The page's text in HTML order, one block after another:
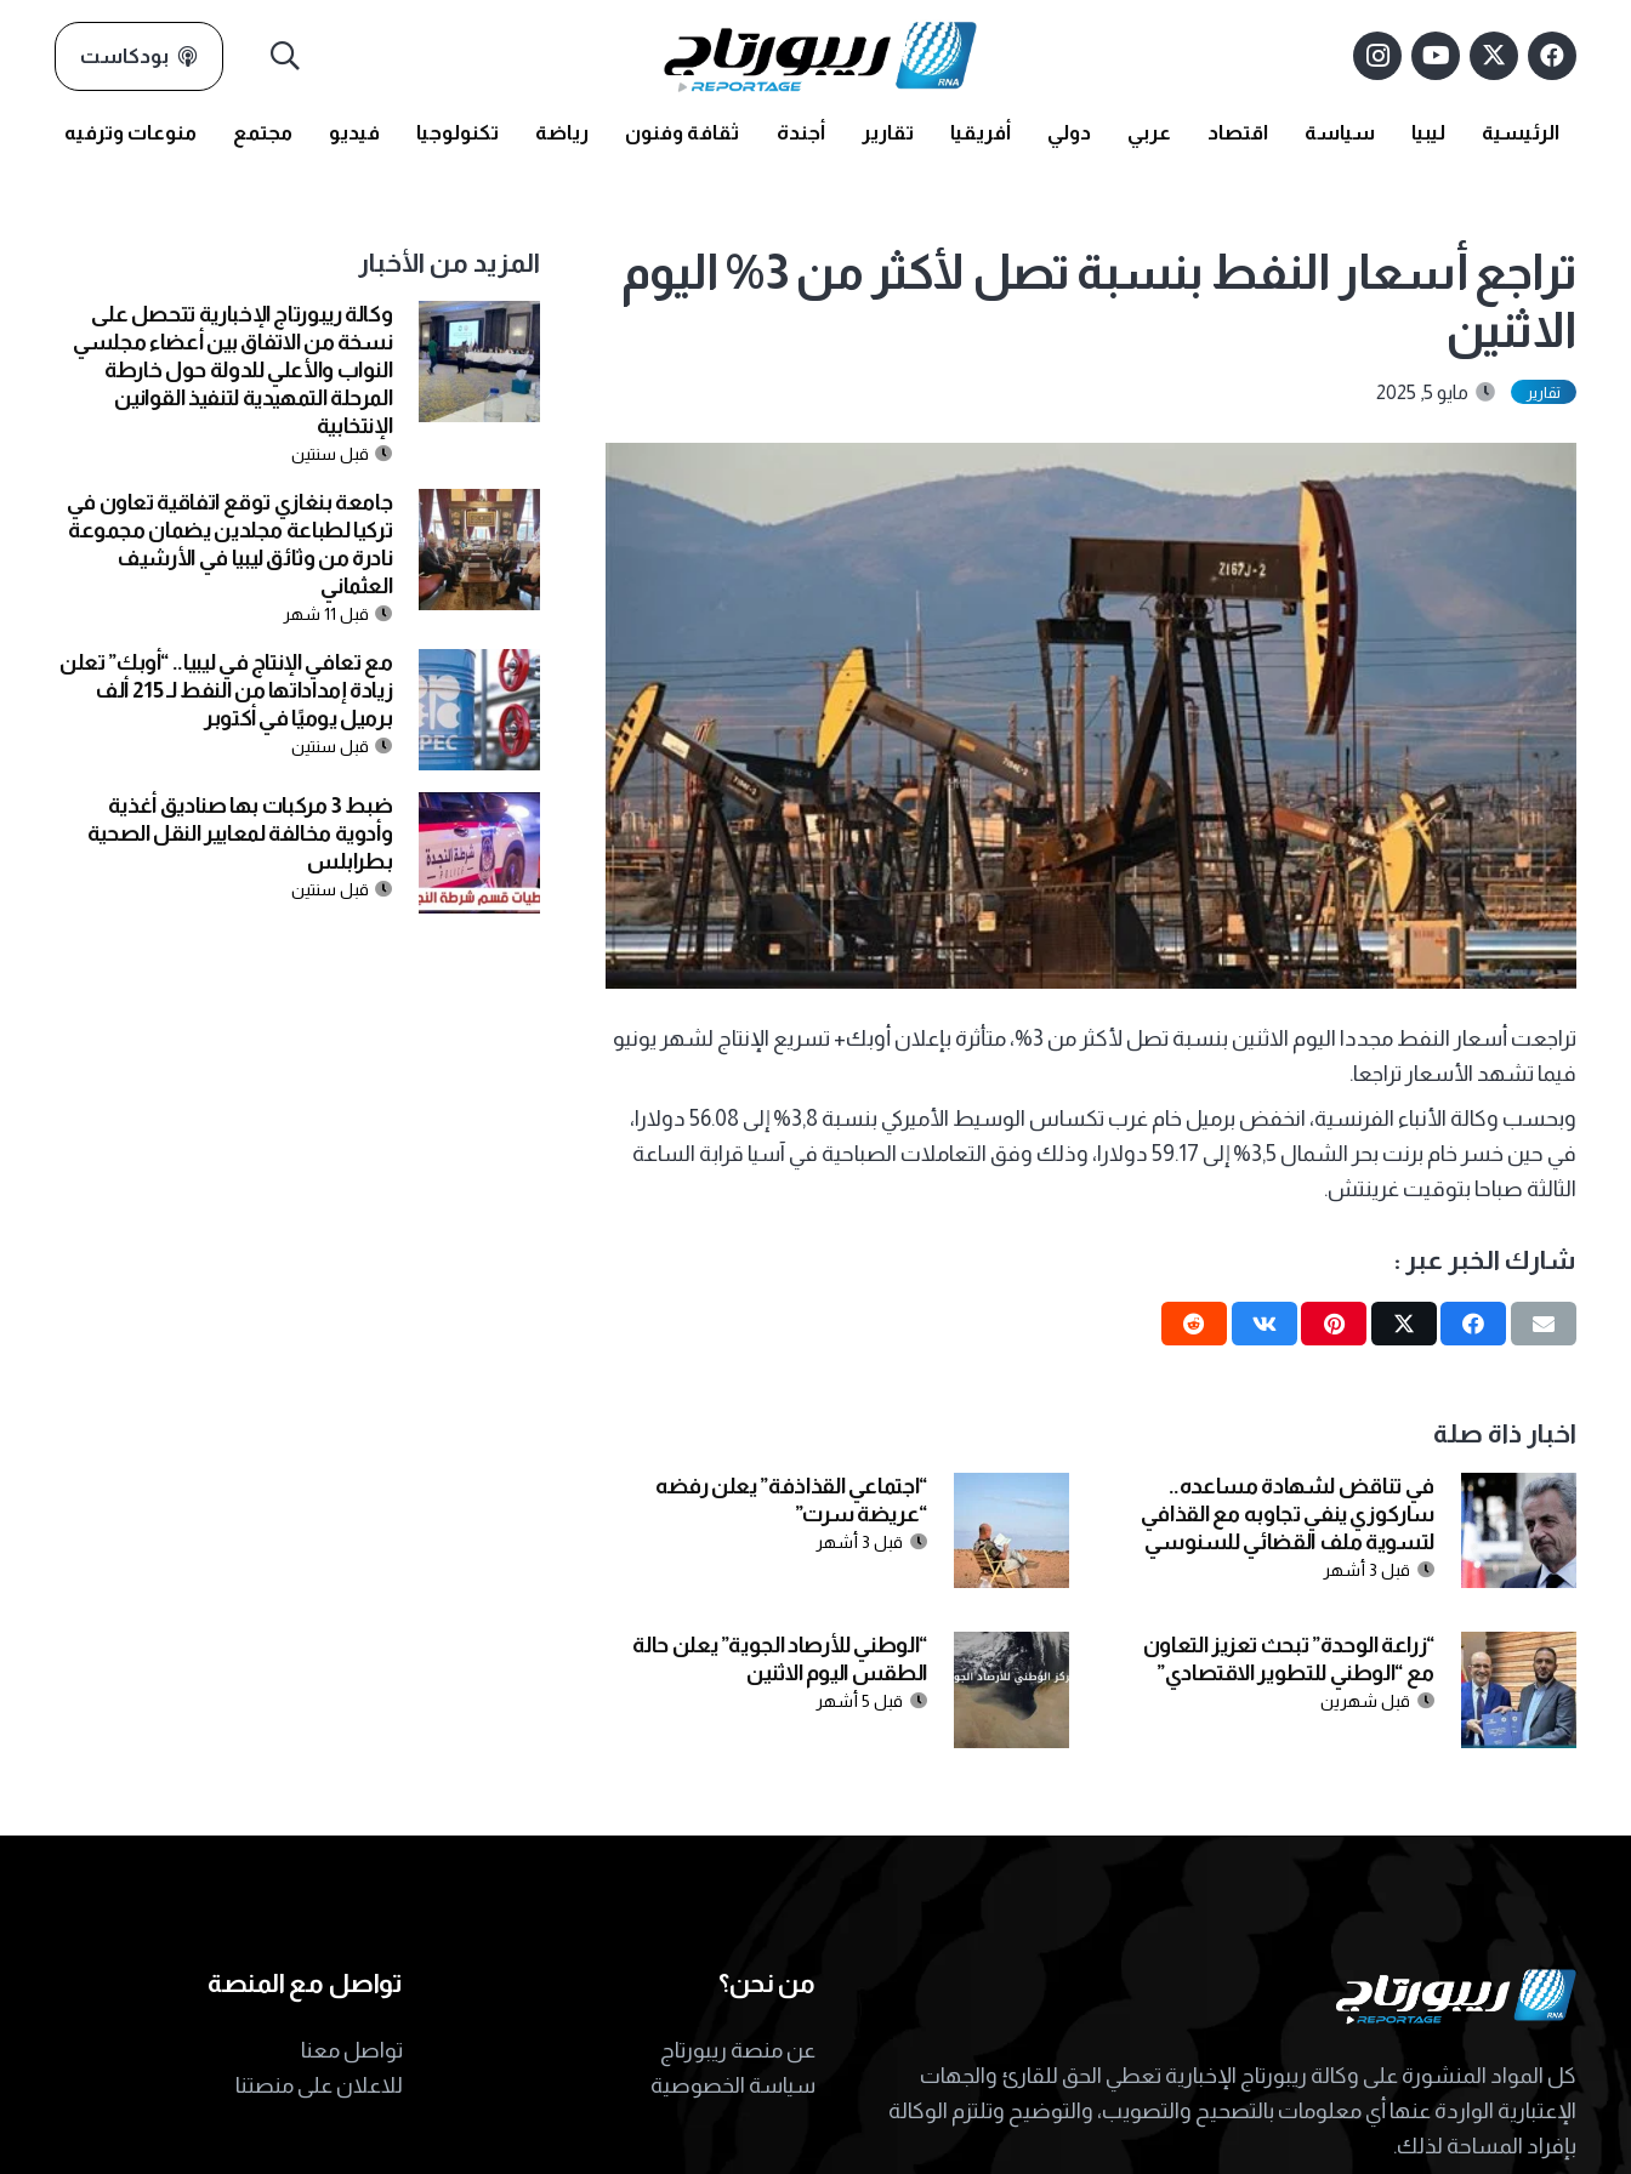
بودكاست
الرئيسية ليبيا سياسة اقتصاد عربي دولي أفريقيا تقارير أجندة ثقافة وفنون رياضة تكنولوجيا فيديو مجتمع منوعات وترفيه
تراجع أسعار النفط بنسبة تصل لأكثر من 3% اليوم
الاثنين
تقارير مايو 5, 2025
تراجعت أسعار النفط مجددا اليوم الاثنين بنسبة تصل لأكثر من 3%، متأثرة بإعلان أوبك+ تسريع الإنتاج لشهر يونيو
فيما تشهد الأسعار تراجعا.
وبحسب وكالة الأنباء الفرنسية، انخفض برميل خام غرب تكساس الوسيط الأميركي بنسبة 3,8% إلى 56.08 دولارا،
في حين خسر خام برنت بحر الشمال 3,5% إلى 59.17 دولارا، وذلك وفق التعاملات الصباحية في آسيا قرابة الساعة
الثالثة صباحا بتوقيت غرينتش.
شارك الخبر عبر :
اخبار ذاة صلة
في تناقض لشهادة مساعده..
ساركوزي ينفي تجاوبه مع القذافي
لتسوية ملف القضائي للسنوسي
قبل 3 أشهر
“اجتماعي القذاذفة” يعلن رفضه
“عريضة سرت”
قبل 3 أشهر
“زراعة الوحدة” تبحث تعزيز التعاون
مع “الوطني للتطوير الاقتصادي”
قبل شهرين
“الوطني للأرصاد الجوية” يعلن حالة
الطقس اليوم الاثنين
قبل 5 أشهر
المزيد من الأخبار
وكالة ريبورتاج الإخبارية تتحصل على
نسخة من الاتفاق بين أعضاء مجلسي
النواب والأعلي للدولة حول خارطة
المرحلة التمهيدية لتنفيذ القوانين
الإنتخابية
قبل سنتين
جامعة بنغازي توقع اتفاقية تعاون في
تركيا لطباعة مجلدين يضمان مجموعة
نادرة من وثائق ليبيا في الأرشيف
العثماني
قبل 11 شهر
مع تعافي الإنتاج في ليبيا.. “أوبك” تعلن
زيادة إمداداتها من النفط لـ 215 ألف
برميل يوميًا في أكتوبر
قبل سنتين
ضبط 3 مركبات بها صناديق أغذية
وأدوية مخالفة لمعايير النقل الصحية
بطرابلس
قبل سنتين
كل المواد المنشورة على وكالة ريبورتاج الإخبارية تعطي الحق للقارئ والجهات
الإعتبارية الواردة عنها أي معلومات بالتصحيح والتصويب، والتوضيح وتلتزم الوكالة
بإفراد المساحة لذلك.
من نحن؟
عن منصة ريبورتاج
سياسة الخصوصية
تواصل مع المنصة
تواصل معنا
للاعلان على منصتنا